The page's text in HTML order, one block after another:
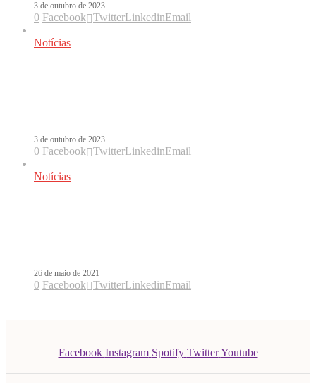
3 de outubro de 2023
0 Facebook TwitterLinkedinEmail
Notícias
3 de outubro de 2023
0 Facebook TwitterLinkedinEmail
Notícias
26 de maio de 2021
0 Facebook TwitterLinkedinEmail
Facebook Instagram Spotify Twitter Youtube